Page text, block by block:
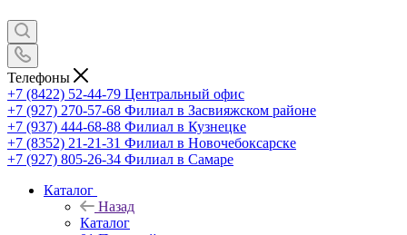
Телефоны
+7 (8422) 52-44-79 Центральный офис
+7 (927) 270-57-68 Филиал в Засвияжском районе
+7 (937) 444-68-88 Филиал в Кузнецке
+7 (8352) 21-21-31 Филиал в Новочебоксарске
+7 (927) 805-26-34 Филиал в Самаре
Каталог
Назад
Каталог